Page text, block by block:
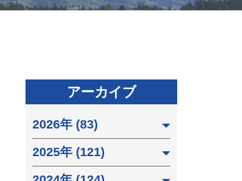
アーカイブ
2026年 (83)
2025年 (121)